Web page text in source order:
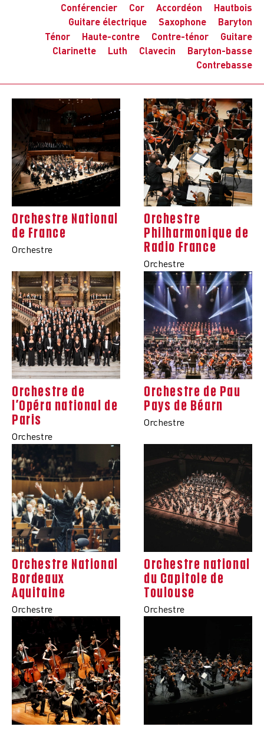
Conférencier
Cor Accordéon
Hautbois
Guitare électrique
Saxophone
Baryton
Ténor
Haute-contre Contre-ténor
Guitare
Clarinette
Luth Clavecin
Baryton-basse
Contrebasse
Orchestre National
de France
Orchestre
Orchestre
Philharmonique de
Radio France
Orchestre
Orchestre de
l’Opéra national de
Paris
Orchestre
Orchestre de Pau
Pays de Béarn
Orchestre
Orchestre National
Bordeaux
Aquitaine
Orchestre
Orchestre national
du Capitole de
Toulouse
Orchestre